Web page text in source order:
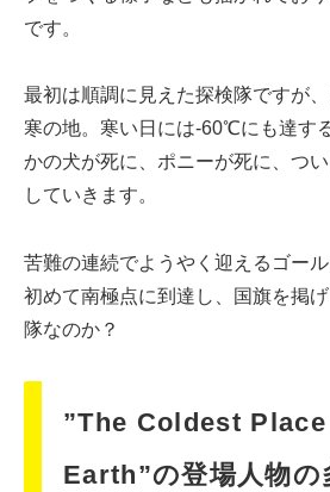
です。
最初は順調に見えた探検隊ですが
寒の地。寒い日には-60℃にも達す
かの犬が死に、ポニーが死に、つ
していきます。
苦難の連続でようやく迎えるゴー
初めて南極点に到達し、国旗を掲
隊なのか？
”The Coldest Place
Earth”の登場人物の